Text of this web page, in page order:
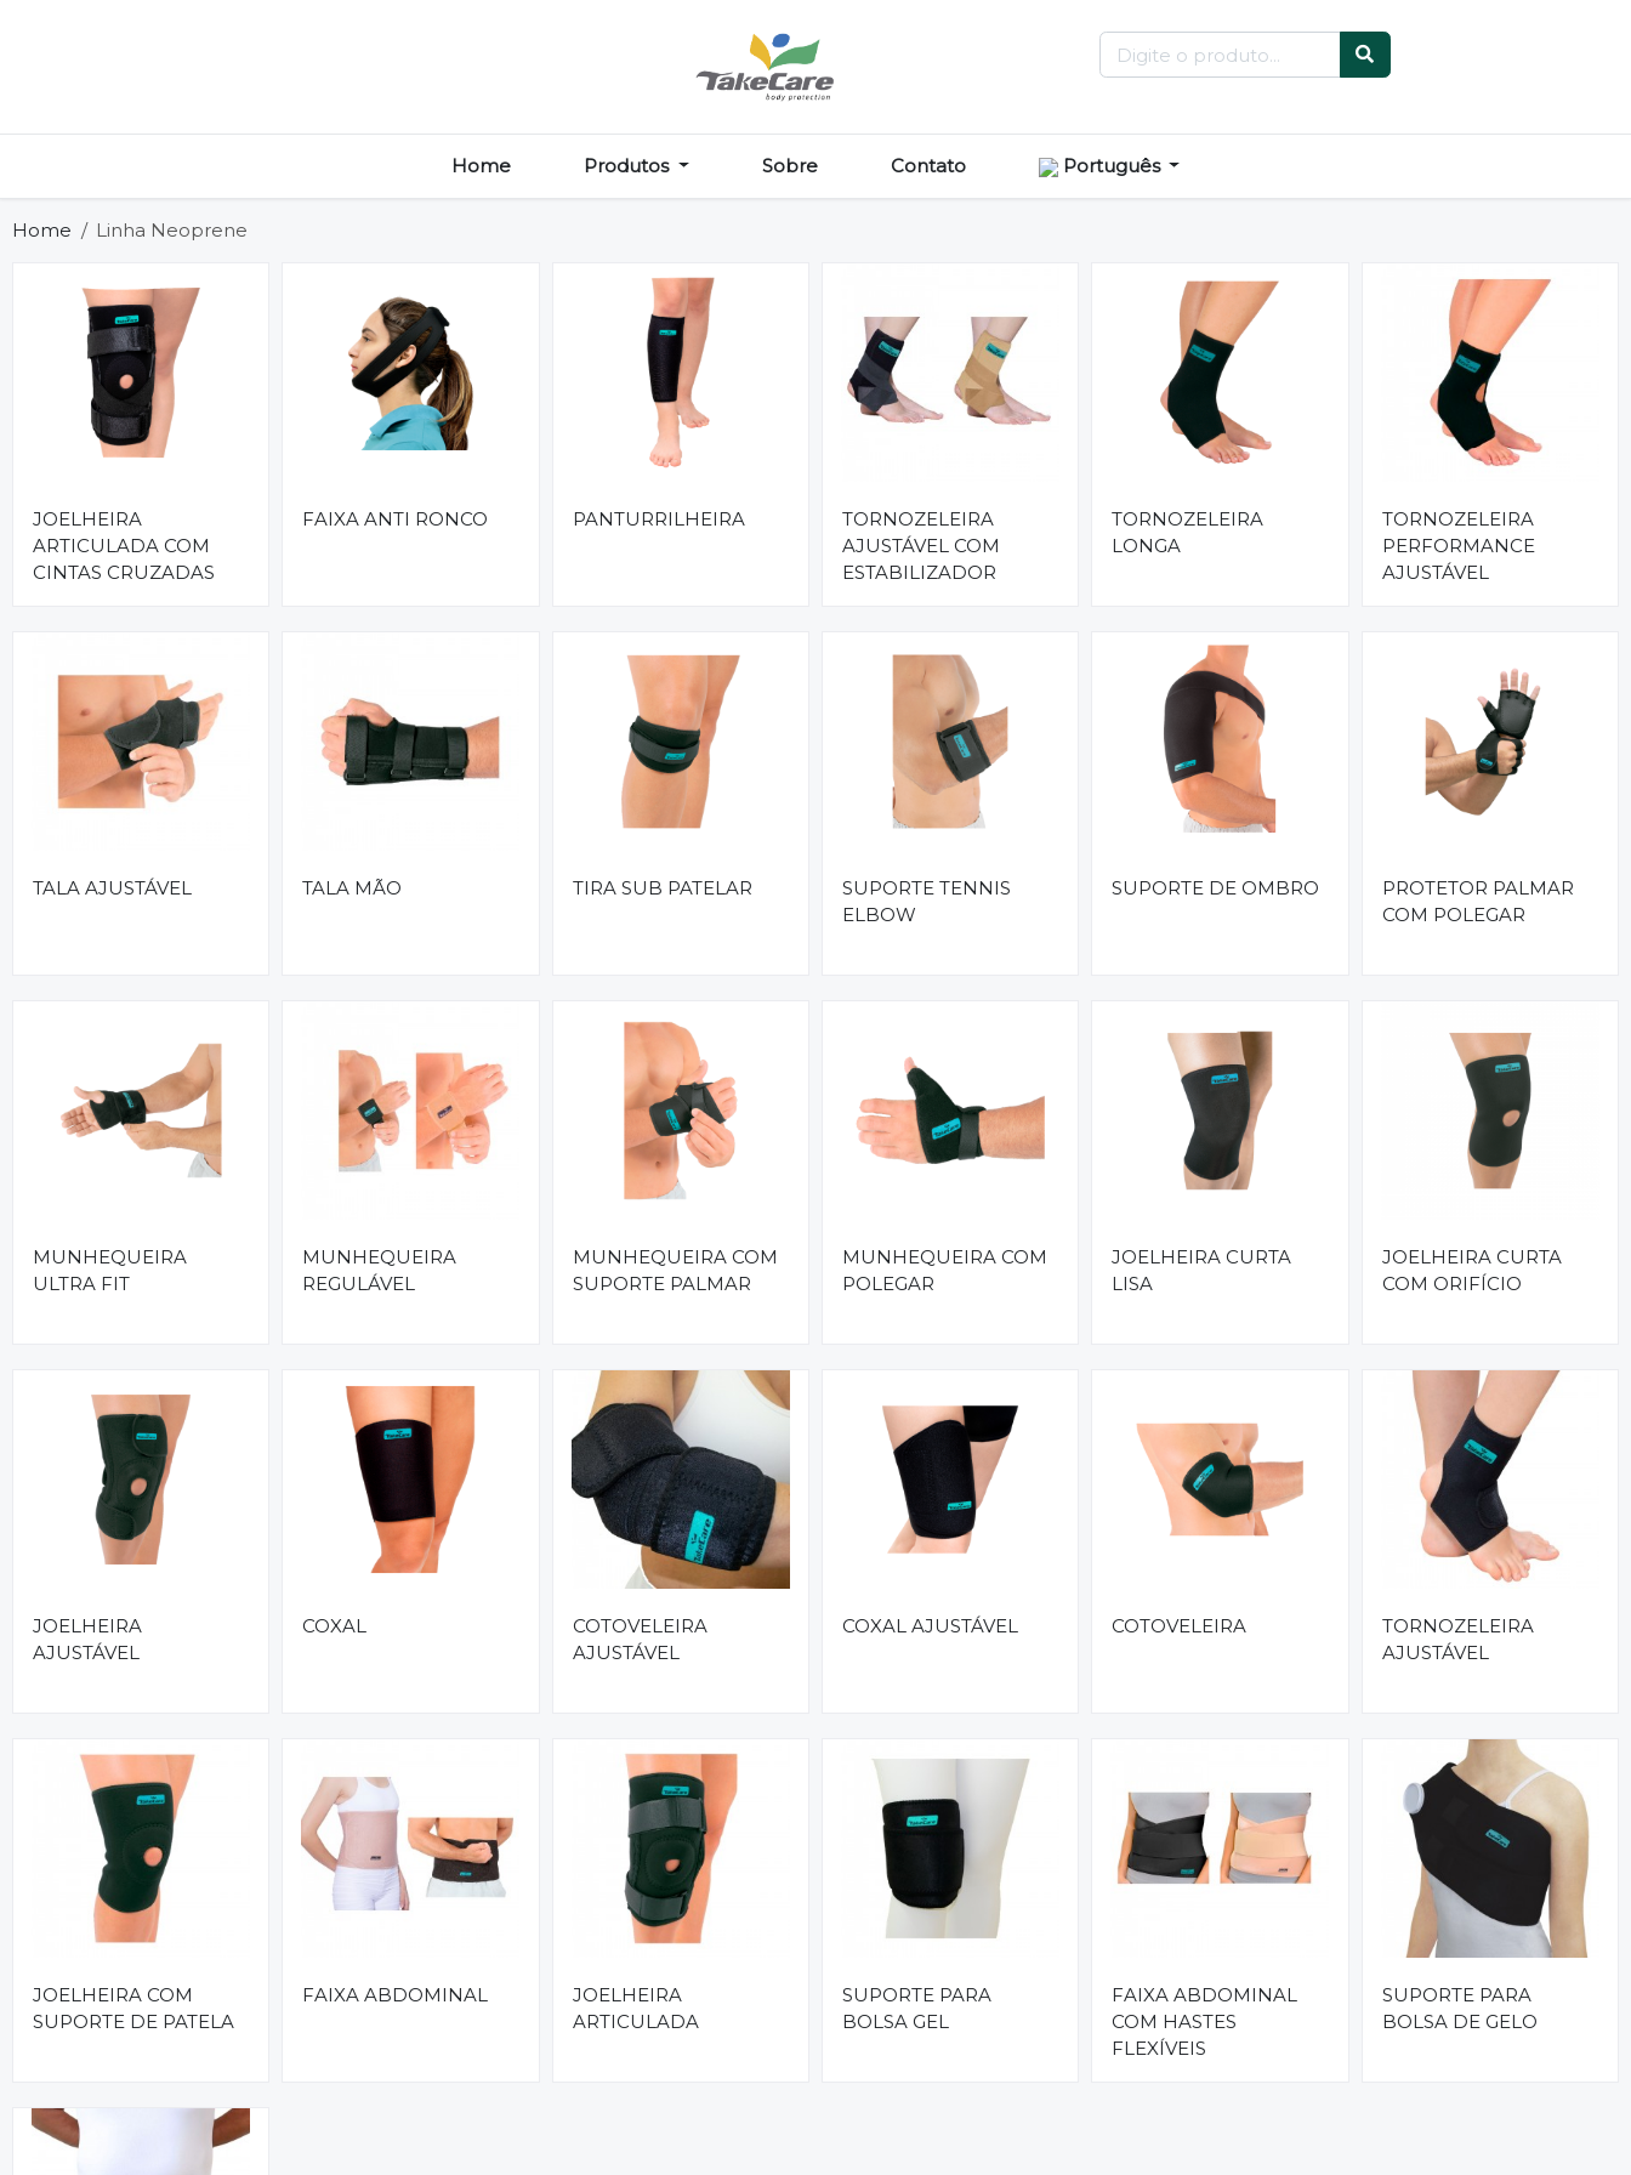
Home Produtos Sobre Contato Português
Home Linha Neoprene
JOELHEIRA
ARTICULADA COM
CINTAS CRUZADAS
FAIXA ANTI RONCO PANTURRILHEIRA
TORNOZELEIRA
AJUSTÁVEL COM
ESTABILIZADOR
TORNOZELEIRA
LONGA
TORNOZELEIRA
PERFORMANCE
AJUSTÁVEL
TALA AJUSTÁVEL TALA MÃO TIRA SUB PATELAR
SUPORTE TENNIS
ELBOW
SUPORTE DE OMBRO
PROTETOR PALMAR
COM POLEGAR
MUNHEQUEIRA
ULTRA FIT
MUNHEQUEIRA
REGULÁVEL
MUNHEQUEIRA COM
SUPORTE PALMAR
MUNHEQUEIRA COM
POLEGAR
JOELHEIRA CURTA
LISA
JOELHEIRA CURTA
COM ORIFÍCIO
JOELHEIRA
AJUSTÁVEL
COXAL
COTOVELEIRA
AJUSTÁVEL
COXAL AJUSTÁVEL COTOVELEIRA
TORNOZELEIRA
AJUSTÁVEL
JOELHEIRA COM
SUPORTE DE PATELA
FAIXA ABDOMINAL
JOELHEIRA
ARTICULADA
SUPORTE PARA
BOLSA GEL
FAIXA ABDOMINAL
COM HASTES
FLEXÍVEIS
SUPORTE PARA
BOLSA DE GELO